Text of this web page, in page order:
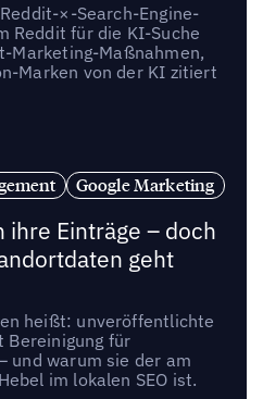
×-Search-Engine-
Reddit für die KI-Suche
Marketing-Maßnahmen,
Marken von der KI zitiert
Google Marketing
Einträge – doch
geht
heißt: unveröffentlichte
Bereinigung für
und warum sie der am
im lokalen SEO ist.